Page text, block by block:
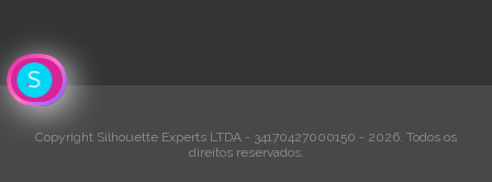
Copyright Silhouette Experts LTDA - 34170427000150 - 2026. Todos os
direitos reservados.